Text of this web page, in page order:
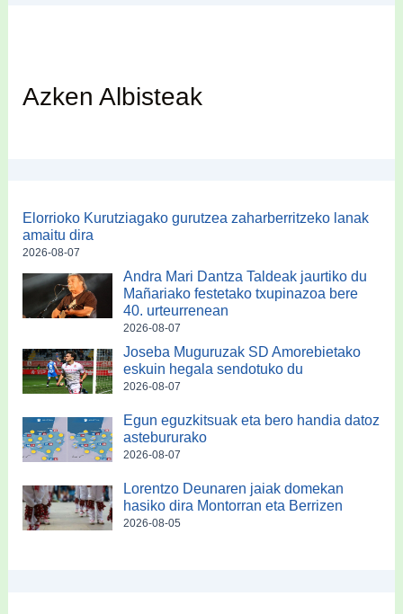
Azken Albisteak
Elorrioko Kurutziagako gurutzea zaharberritzeko lanak
amaitu dira
2026-08-07
Andra Mari Dantza Taldeak jaurtiko du
Mañariako festetako txupinazoa bere
40. urteurrenean
2026-08-07
Joseba Muguruzak SD Amorebietako
eskuin hegala sendotuko du
2026-08-07
Egun eguzkitsuak eta bero handia datoz
astebururako
2026-08-07
Lorentzo Deunaren jaiak domekan
hasiko dira Montorran eta Berrizen
2026-08-05